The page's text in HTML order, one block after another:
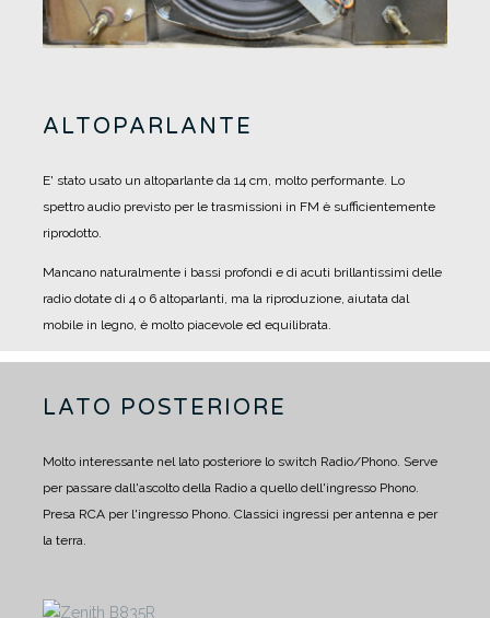
ALTOPARLANTE
E' stato usato un altoparlante da 14 cm, molto performante. Lo
spettro audio previsto per le trasmissioni in FM è sufficientemente
riprodotto.
Mancano naturalmente i bassi profondi e di acuti brillantissimi delle
radio dotate di 4 o 6 altoparlanti, ma la riproduzione, aiutata dal
mobile in legno, è molto piacevole ed equilibrata.
LATO POSTERIORE
Molto interessante nel lato posteriore lo switch Radio/Phono. Serve
per passare dall'ascolto della Radio a quello dell'ingresso Phono.
Presa RCA per l'ingresso Phono. Classici ingressi per antenna e per
la terra.